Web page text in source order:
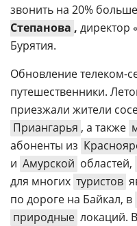
звонить на 20%
Степанова , директор
Бурятия.
Обновление телеком-
путешественники.
приезжали жители
Приангарья , а также
абоненты из
и Амурской областей,
для многих туристов
по дороге на Байкал, в
природные локаций.